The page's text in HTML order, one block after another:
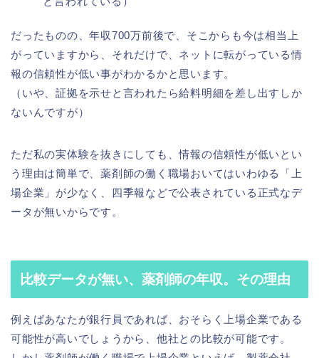
だったものの、年収700万前後で、そこからも今は相当上
がっていますから、それだけで、ネットに転がっている情
報の信頼性が低い事がわかるかと思います。
（いや、証拠を示せと言われたら給料明細を差し出すしか
ないんですが）
ただ私の実体験を抜きにしても、情報の信頼性が低いとい
う理由は簡単で、薬剤師の働く職場おいてはいわゆる「上
場企業」が少なく、四季報などで公表されている正式なデ
ータが無いからです。
比較データが無い、薬剤師の年収。その理由
例えばあなたが銀行員であれば、おそらく上場企業である
可能性が高いでしょうから、他社との比較が可能です。